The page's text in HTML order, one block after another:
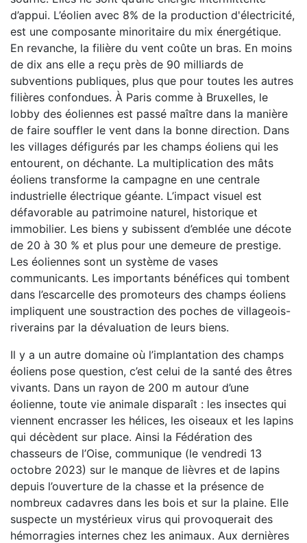
d’appui. L’éolien avec 8% de la production d'électricité,
est une composante minoritaire du mix énergétique.
En revanche, la filière du vent coûte un bras. En moins
de dix ans elle a reçu près de 90 milliards de
subventions publiques, plus que pour toutes les autres
filières confondues. À Paris comme à Bruxelles, le
lobby des éoliennes est passé maître dans la manière
de faire souffler le vent dans la bonne direction. Dans
les villages défigurés par les champs éoliens qui les
entourent, on déchante. La multiplication des mâts
éoliens transforme la campagne en une centrale
industrielle électrique géante. L’impact visuel est
défavorable au patrimoine naturel, historique et
immobilier. Les biens y subissent d’emblée une décote
de 20 à 30 % et plus pour une demeure de prestige.
Les éoliennes sont un système de vases
communicants. Les importants bénéfices qui tombent
dans l’escarcelle des promoteurs des champs éoliens
impliquent une soustraction des poches de villageois-
riverains par la dévaluation de leurs biens.
Il y a un autre domaine où l’implantation des champs
éoliens pose question, c’est celui de la santé des êtres
vivants. Dans un rayon de 200 m autour d’une
éolienne, toute vie animale disparaît : les insectes qui
viennent encrasser les hélices, les oiseaux et les lapins
qui décèdent sur place. Ainsi la Fédération des
chasseurs de l’Oise, communique (le vendredi 13
octobre 2023) sur le manque de lièvres et de lapins
depuis l’ouverture de la chasse et la présence de
nombreux cadavres dans les bois et sur la plaine. Elle
suspecte un mystérieux virus qui provoquerait des
hémorragies internes chez les animaux. Aux dernières